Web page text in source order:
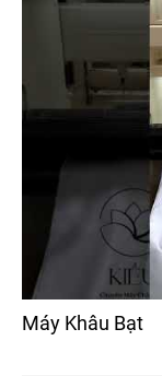
Máy Khâu Bạt